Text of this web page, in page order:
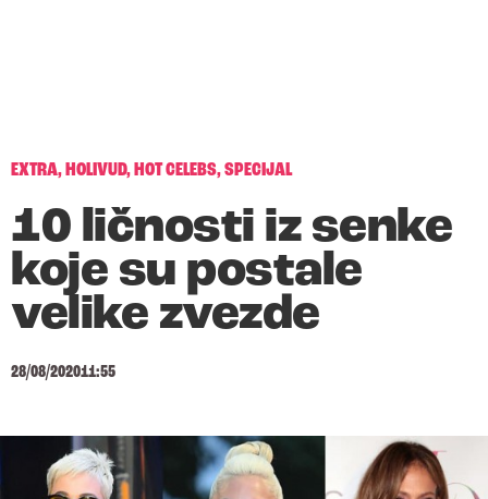
EXTRA,HOLIVUD,HOT CELEBS,SPECIJAL
10 ličnosti iz senke
koje su postale
velike zvezde
28/08/202011:55